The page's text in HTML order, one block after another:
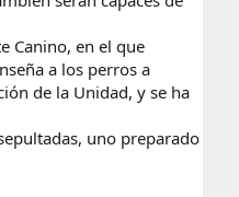
Canino, en el que
a los perros a
de la Unidad, y se ha
uno preparado